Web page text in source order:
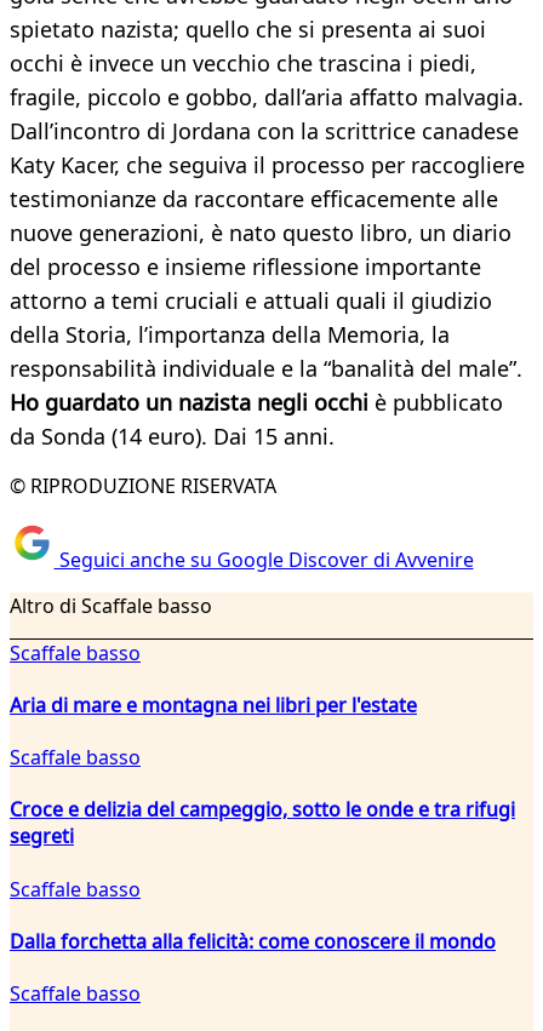
spietato nazista; quello che si presenta ai suoi
occhi è invece un vecchio che trascina i piedi,
fragile, piccolo e gobbo, dall’aria affatto malvagia.
Dall’incontro di Jordana con la scrittrice canadese
Katy Kacer, che seguiva il processo per raccogliere
testimonianze da raccontare efficacemente alle
nuove generazioni, è nato questo libro, un diario
del processo e insieme riflessione importante
attorno a temi cruciali e attuali quali il giudizio
della Storia, l’importanza della Memoria, la
responsabilità individuale e la “banalità del male”.
Ho guardato un nazista negli occhi è pubblicato
da Sonda (14 euro). Dai 15 anni.
© RIPRODUZIONE RISERVATA
Seguici anche su Google Discover di Avvenire
Altro di Scaffale basso
Scaffale basso
Aria di mare e montagna nei libri per l'estate
Scaffale basso
Croce e delizia del campeggio, sotto le onde e tra rifugi
segreti
Scaffale basso
Dalla forchetta alla felicità: come conoscere il mondo
Scaffale basso